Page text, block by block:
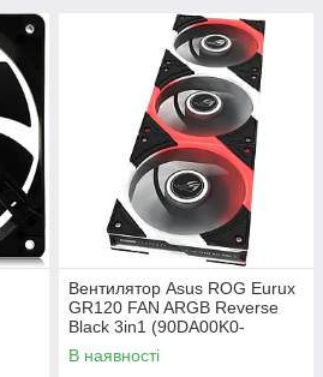
Вентилятор Asus ROG Eurux
GR120 FAN ARGB Reverse
Black 3in1 (90DA00K0-
B09020)
В наявності